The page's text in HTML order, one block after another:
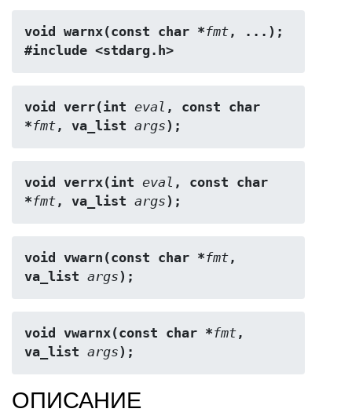
void warnx(const char *fmt, ...);
#include <stdarg.h>
void verr(int eval , const char
*fmt, va_list args);
void verrx(int eval , const char
*fmt, va_list args);
void vwarn(const char *fmt,
va_list args);
void vwarnx(const char *fmt,
va_list args);
ОПИСАНИЕ